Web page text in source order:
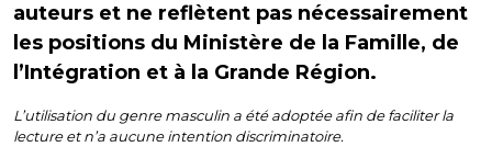
auteurs et ne reflètent pas nécessairement
les positions du Ministère de la Famille, de
l’Intégration et à la Grande Région.
L’utilisation du genre masculin a été adoptée afin de faciliter la
lecture et n’a aucune intention discriminatoire.